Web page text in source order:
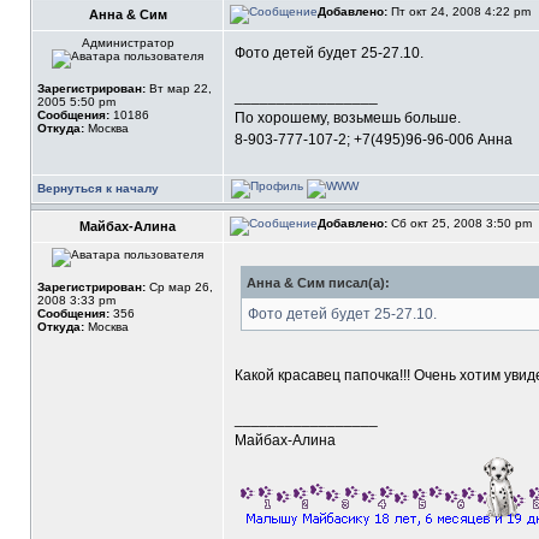
Анна & Сим Добавлено: Пт окт 24, 2008 4:22 pm
Администратор
Зарегистрирован: Вт мар 22,
2005 5:50 pm
Сообщения: 10186
Откуда: Москва
Фото детей будет 25-27.10.
По хорошему, возьмешь больше.
8-903-777-107-2; +7(495)96-96-006 Анна
Вернуться к началу
Майбах-Алина Добавлено: Сб окт 25, 2008 3:50 pm
Зарегистрирован: Ср мар 26,
2008 3:33 pm
Сообщения: 356
Откуда: Москва
Анна & Сим писал(а):
Фото детей будет 25-27.10.
Какой красавец папочка!!! Очень хотим
Майбах-Алина